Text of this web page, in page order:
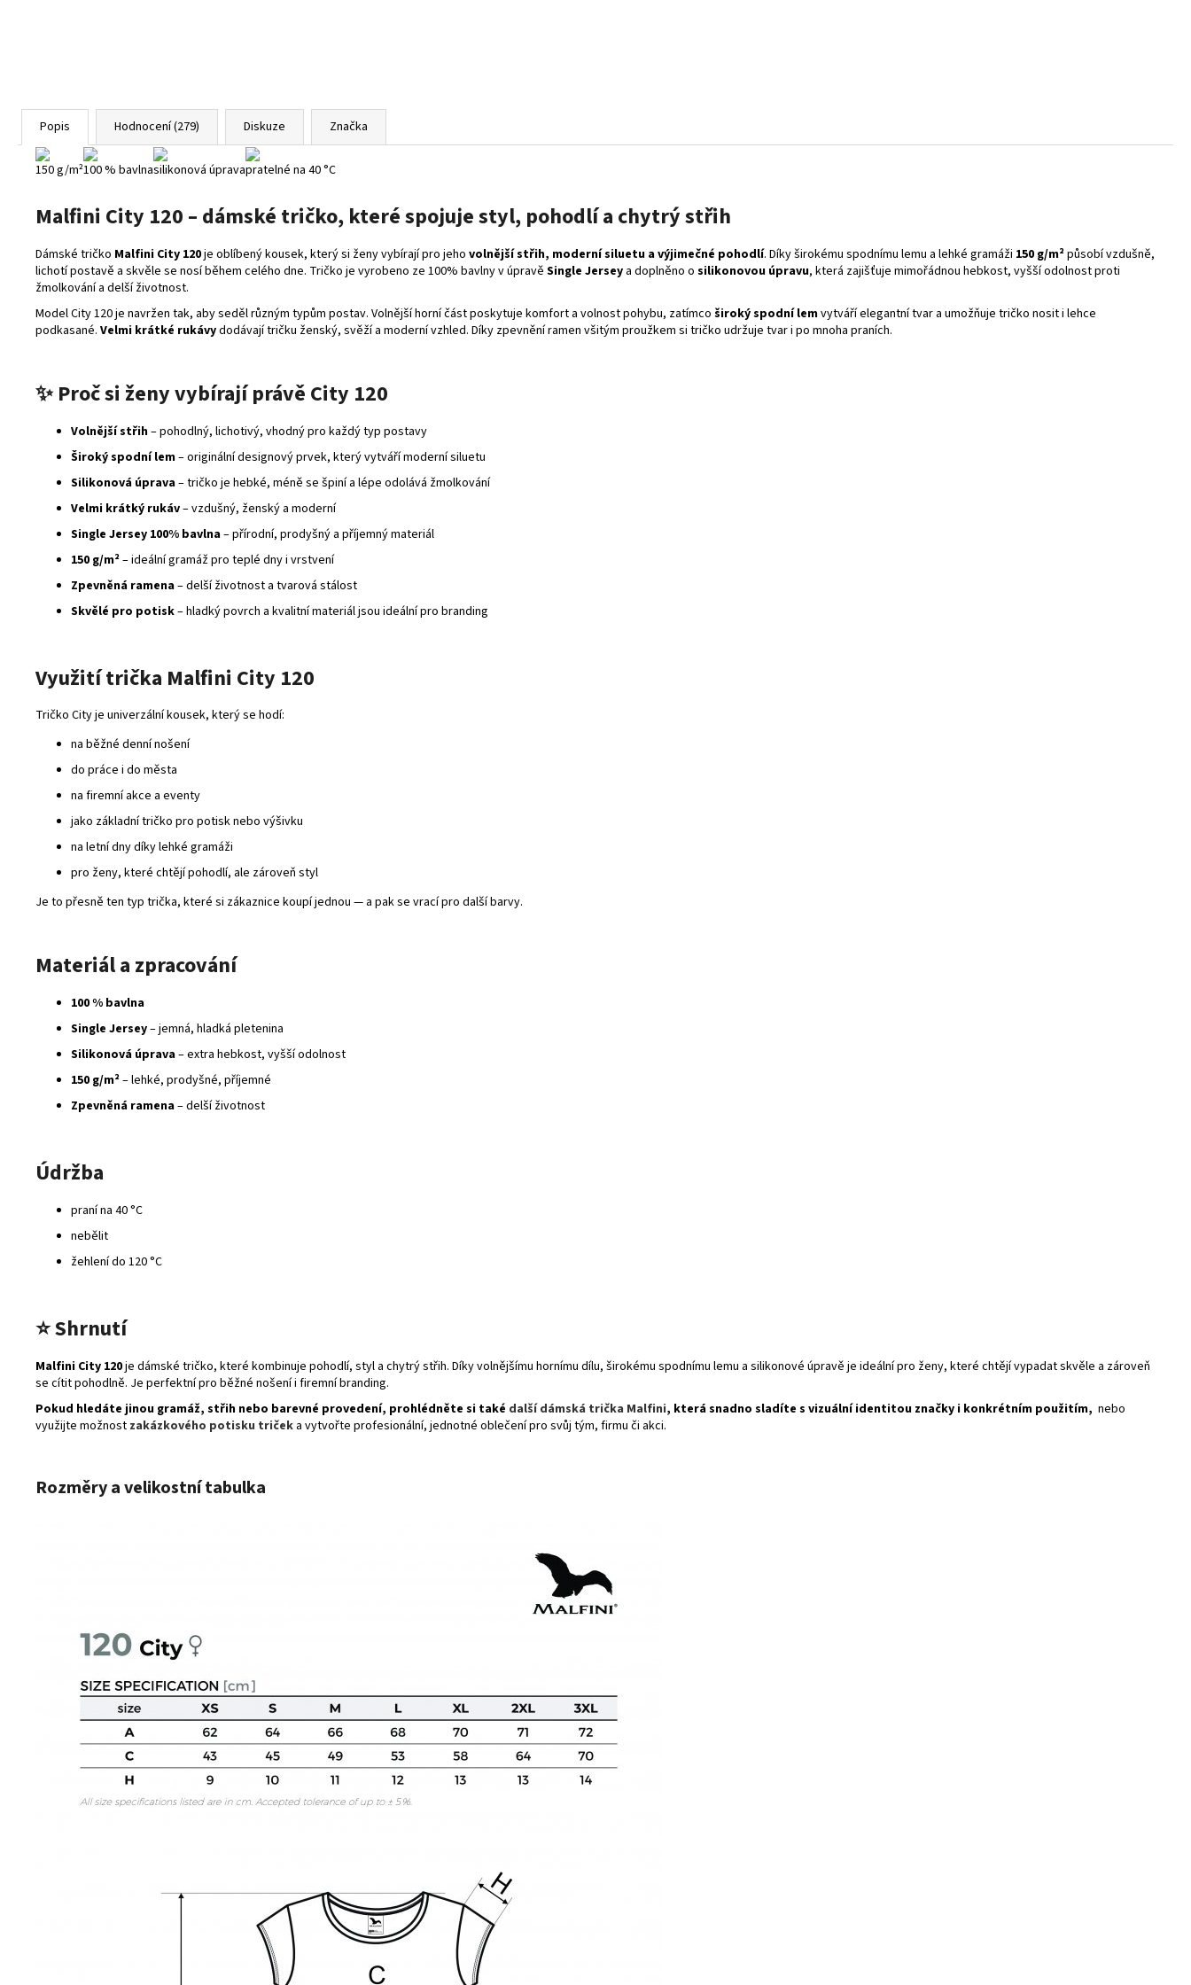
Popis Hodnocení (279) Diskuze Značka
150 g/m²100 % bavlnasilikonová úpravapratelné na 40 °C
Malfini City 120 – dámské tričko, které spojuje styl, pohodlí a chytrý střih
Dámské tričko Malfini City 120je oblíbený kousek, který si ženy vybírají pro jeho volnější střih, moderní siluetu a výjimečné pohodlí. Díky širokému spodnímu lemu a lehké gramáži 150 g/m²působí vzdušně,
lichotí postavě a skvěle se nosí během celého dne. Tričko je vyrobeno ze 100% bavlny v úpravě Single Jersey a doplněno o silikonovou úpravu, která zajišťuje mimořádnou hebkost, vyšší odolnost proti
žmolkování a delší životnost.
Model City 120 je navržen tak, aby seděl různým typům postav. Volnější horní část poskytuje komfort a volnost pohybu, zatímco široký spodní lemvytváří elegantní tvar a umožňuje tričko nosit i lehce
podkasané. Velmi krátké rukávydodávají tričku ženský, svěží a moderní vzhled. Díky zpevnění ramen všitým proužkem si tričko udržuje tvar i po mnoha praních.
✨ Proč si ženy vybírají právě City 120
Volnější střih– pohodlný, lichotivý, vhodný pro každý typ postavy
Široký spodní lem– originální designový prvek, který vytváří moderní siluetu
Silikonová úprava– tričko je hebké, méně se špiní a lépe odolává žmolkování
Velmi krátký rukáv– vzdušný, ženský a moderní
Single Jersey 100% bavlna– přírodní, prodyšný a příjemný materiál
150 g/m²– ideální gramáž pro teplé dny i vrstvení
Zpevněná ramena– delší životnost a tvarová stálost
Skvělé pro potisk– hladký povrch a kvalitní materiál jsou ideální pro branding
Využití trička Malfini City 120
Tričko City je univerzální kousek, který se hodí:
na běžné denní nošení
do práce i do města
na firemní akce a eventy
jako základní tričko pro potisk nebo výšivku
na letní dny díky lehké gramáži
pro ženy, které chtějí pohodlí, ale zároveň styl
Je to přesně ten typ trička, které si zákaznice koupí jednou — a pak se vrací pro další barvy.
Materiál a zpracování
100 % bavlna
Single Jersey– jemná, hladká pletenina
Silikonová úprava– extra hebkost, vyšší odolnost
150 g/m²– lehké, prodyšné, příjemné
Zpevněná ramena– delší životnost
Údržba
praní na 40 °C
nebělit
žehlení do 120 °C
⭐Shrnutí
Malfini City 120je dámské tričko, které kombinuje pohodlí, styl a chytrý střih. Díky volnějšímu hornímu dílu, širokému spodnímu lemu a silikonové úpravě je ideální pro ženy, které chtějí vypadat skvěle a zároveň
se cítit pohodlně. Je perfektní pro běžné nošení i firemní branding.
Pokud hledáte jinou gramáž, střih nebo barevné provedení, prohlédněte si také další dámská trička Malfini, která snadno sladíte s vizuální identitou značky i konkrétním použitím, nebo
využijte možnost zakázkového potisku triček a vytvořte profesionální, jednotné oblečení pro svůj tým, firmu či akci.
Rozměry a velikostní tabulka